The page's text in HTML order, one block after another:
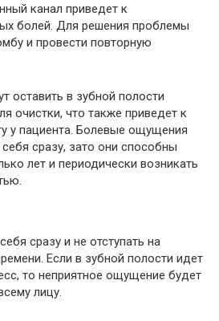
канал приведет к
болей. Для решения проблемы
и провести повторную
оставить в зубной полости
очистки, что также приведет к
у пациента. Болевые ощущения
сразу, зато они способны
лет и периодически возникать
сразу и не отступать на
Если в зубной полости идет
то неприятное ощущение будет
лицу.